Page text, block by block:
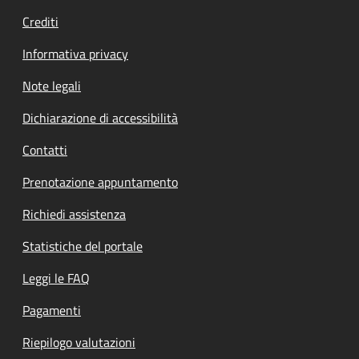
Crediti
Informativa privacy
Note legali
Dichiarazione di accessibilità
Contatti
Prenotazione appuntamento
Richiedi assistenza
Statistiche del portale
Leggi le FAQ
Pagamenti
Riepilogo valutazioni